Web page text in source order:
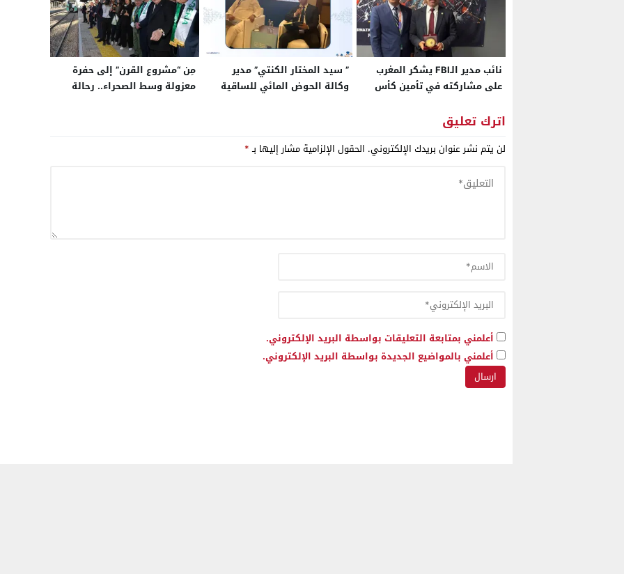
نائب مدير الـFBI يشكر المغرب
على مشاركته في تأمين كأس
” سيد المختار الكنتي” مدير
وكالة الحوض المائي للساقية
مِن “مشروع القرن” إلى حفرة
معزولة وسط الصحراء.. رحالة
اترك تعليق
لن يتم نشر عنوان بريدك الإلكتروني. الحقول الإلزامية مشار إليها بـ*
أعلمني بمتابعة التعليقات بواسطة البريد الإلكتروني.
أعلمني بالمواضيع الجديدة بواسطة البريد الإلكتروني.